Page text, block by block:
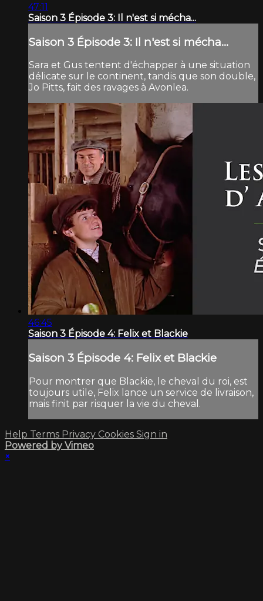
47:11
Saison 3 Épisode 3: Il n'est si mécha...
Saison 3 Épisode 3: Il n'est si mécha...
Sara et Gus tentent d'échapper à une situation
délicate sur le continent, tandis que son double,
Jo Pitts, fait des ravages à Avonlea.
46:45
Saison 3 Épisode 4: Felix et Blackie
Saison 3 Épisode 4: Felix et Blackie
Pour montrer que Blackie, le cheval du roi, est
toujours utile, Felix lance un service de livraison,
mais finit par risquer la vie du cheval.
Help Terms Privacy Cookies Sign in
Powered by Vimeo
×